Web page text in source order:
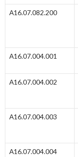
А16.07.082.200
А16.07.004.001
А16.07.004.002
А16.07.004.003
А16.07.004.004